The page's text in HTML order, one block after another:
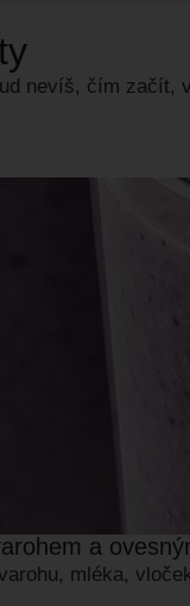
nevíš, čím začít,
a
mléka,